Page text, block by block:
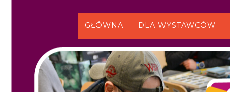
GŁÓWNA DLA WYSTAWCÓW